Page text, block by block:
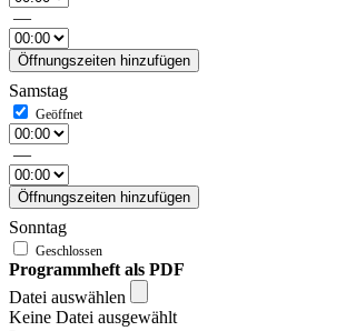
—
Öffnungszeiten hinzufügen
Samstag
—
Öffnungszeiten hinzufügen
Sonntag
Programmheft als PDF
Datei auswählen
Keine Datei ausgewählt